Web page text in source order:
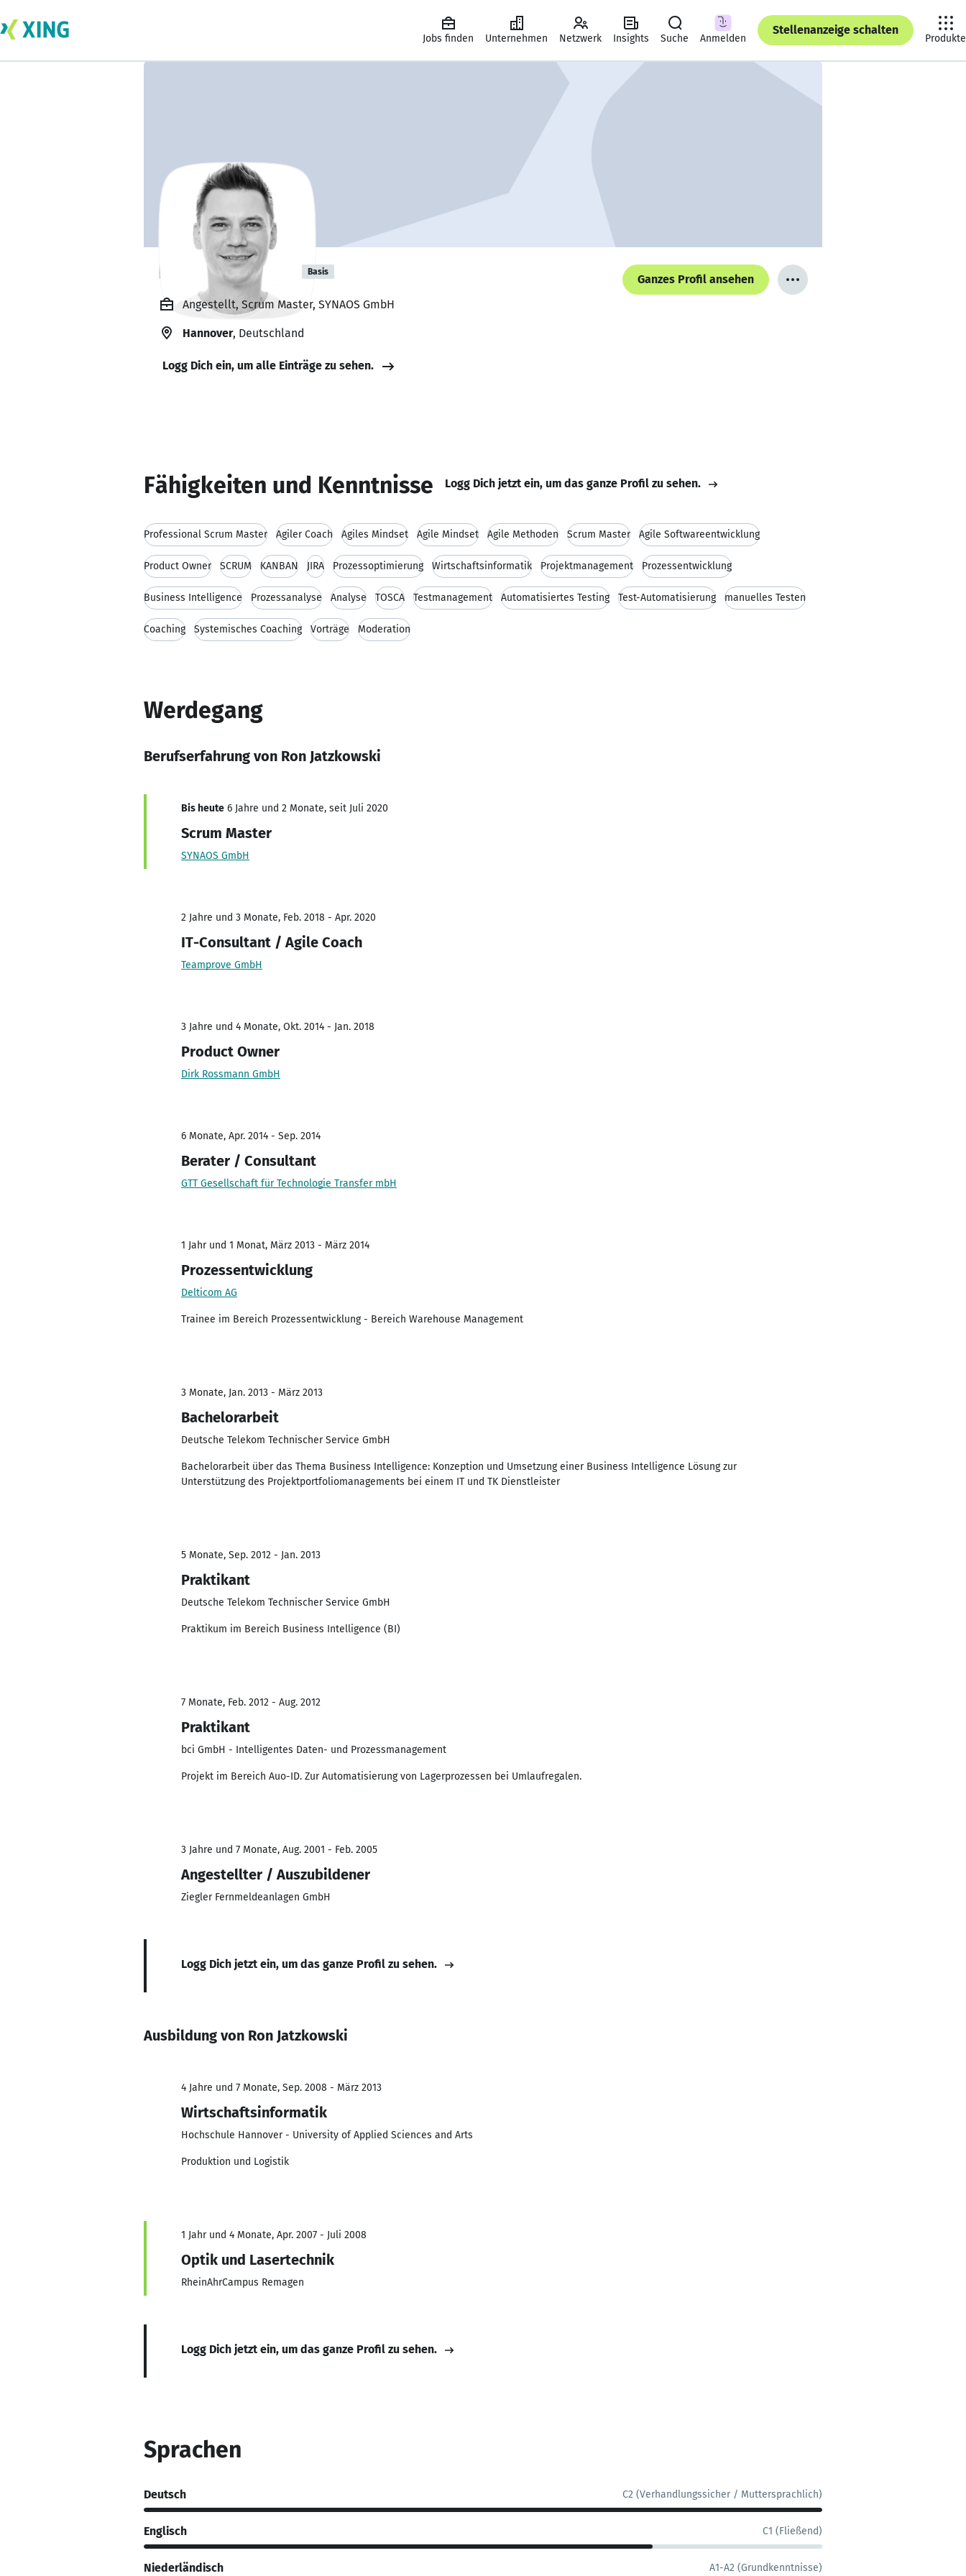
Jobs finden Unternehmen Netzwerk Insights Suche Anmelden
Stellenanzeige schalten
Produkte
Ron Jatzkowski Basis
Ganzes Profil ansehen
Angestellt, Scrum Master, SYNAOS GmbH
Hannover, Deutschland
Logg Dich ein, um alle Einträge zu sehen.
Fähigkeiten und Kenntnisse Logg Dich jetzt ein, um das ganze Profil zu sehen.
Professional Scrum Master Agiler Coach Agiles Mindset Agile Mindset Agile Methoden Scrum Master Agile Softwareentwicklung
Product Owner SCRUM KANBAN JIRA Prozessoptimierung Wirtschaftsinformatik Projektmanagement Prozessentwicklung
Business Intelligence Prozessanalyse Analyse TOSCA Testmanagement Automatisiertes Testing Test-Automatisierung manuelles Testen
Coaching Systemisches Coaching Vorträge Moderation
Werdegang
Berufserfahrung von Ron Jatzkowski
Bis heute 6 Jahre und 2 Monate, seit Juli 2020
Scrum Master
SYNAOS GmbH
2 Jahre und 3 Monate, Feb. 2018 - Apr. 2020
IT-Consultant / Agile Coach
Teamprove GmbH
3 Jahre und 4 Monate, Okt. 2014 - Jan. 2018
Product Owner
Dirk Rossmann GmbH
6 Monate, Apr. 2014 - Sep. 2014
Berater / Consultant
GTT Gesellschaft für Technologie Transfer mbH
1 Jahr und 1 Monat, März 2013 - März 2014
Prozessentwicklung
Delticom AG
Trainee im Bereich Prozessentwicklung - Bereich Warehouse Management
3 Monate, Jan. 2013 - März 2013
Bachelorarbeit
Deutsche Telekom Technischer Service GmbH
Bachelorarbeit über das Thema Business Intelligence: Konzeption und Umsetzung einer Business Intelligence Lösung zur
Unterstützung des Projektportfoliomanagements bei einem IT und TK Dienstleister
5 Monate, Sep. 2012 - Jan. 2013
Praktikant
Deutsche Telekom Technischer Service GmbH
Praktikum im Bereich Business Intelligence (BI)
7 Monate, Feb. 2012 - Aug. 2012
Praktikant
bci GmbH - Intelligentes Daten- und Prozessmanagement
Projekt im Bereich Auo-ID. Zur Automatisierung von Lagerprozessen bei Umlaufregalen.
3 Jahre und 7 Monate, Aug. 2001 - Feb. 2005
Angestellter / Auszubildener
Ziegler Fernmeldeanlagen GmbH
Logg Dich jetzt ein, um das ganze Profil zu sehen.
Ausbildung von Ron Jatzkowski
4 Jahre und 7 Monate, Sep. 2008 - März 2013
Wirtschaftsinformatik
Hochschule Hannover - University of Applied Sciences and Arts
Produktion und Logistik
1 Jahr und 4 Monate, Apr. 2007 - Juli 2008
Optik und Lasertechnik
RheinAhrCampus Remagen
Logg Dich jetzt ein, um das ganze Profil zu sehen.
Sprachen
Deutsch C2 (Verhandlungssicher / Muttersprachlich)
Englisch C1 (Fließend)
Niederländisch A1-A2 (Grundkenntnisse)